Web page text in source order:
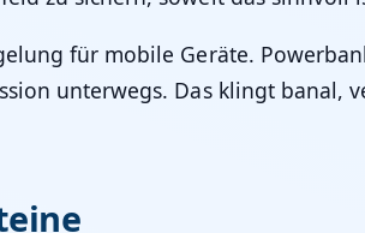
für mobile Geräte.
unterwegs. Das klingt banal,